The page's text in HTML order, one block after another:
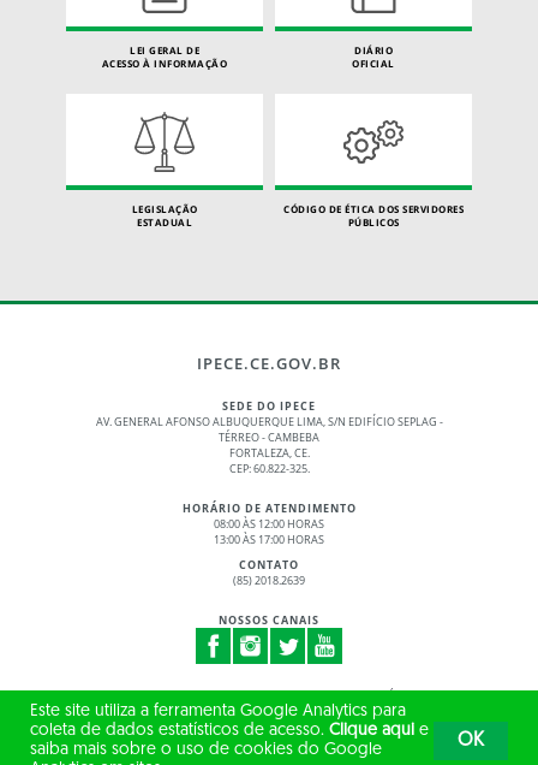
LEI GERAL DE
ACESSO À INFORMAÇÃO
DIÁRIO
OFICIAL
LEGISLAÇÃO
ESTADUAL
CÓDIGO DE ÉTICA DOS SERVIDORES
PÚBLICOS
IPECE.CE.GOV.BR
SEDE DO IPECE
AV. GENERAL AFONSO ALBUQUERQUE LIMA, S/N EDIFÍCIO SEPLAG -
TÉRREO - CAMBEBA
FORTALEZA, CE.
CEP: 60.822-325.
HORÁRIO DE ATENDIMENTO
08:00 ÀS 12:00 HORAS
13:00 ÀS 17:00 HORAS
CONTATO
(85) 2018.2639
NOSSOS CANAIS
© 2017 - 2026 – GOVERNO DO ESTADO DO CEARÁ
TODOS OS DIREITOS RESERVADOS
Este site utiliza a ferramenta Google Analytics para
coleta de dados estatísticos de acesso. Clique aqui e
saiba mais sobre o uso de cookies do Google
OK